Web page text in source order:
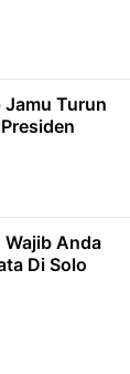
Jamu Turun
Anda
Di Solo